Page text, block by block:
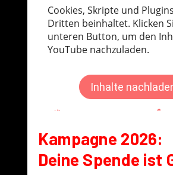
Kampagne 2026:
Deine Spende ist